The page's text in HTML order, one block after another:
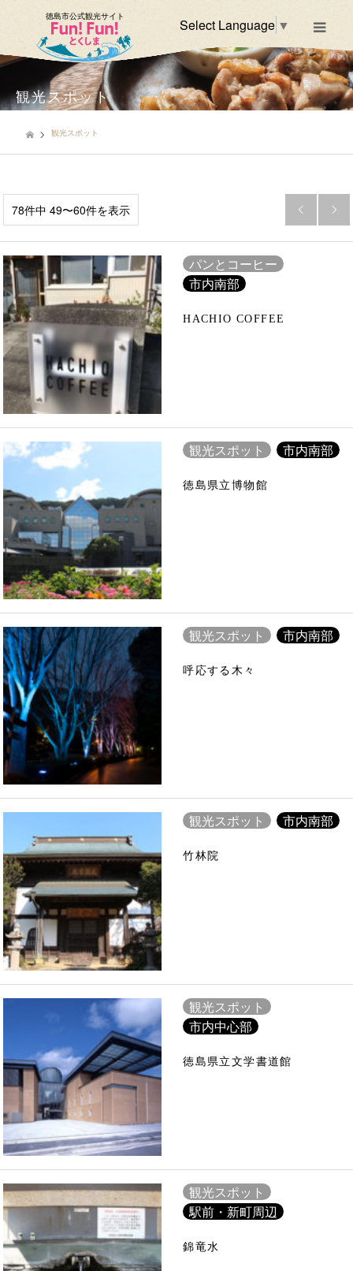
徳島市公式観光サイト Select Language ▼
市内南部
観光スポット
観光スポット
78件中 49〜60件を表示  
パンとコーヒー
市内南部
HACHIO COFFEE
観光スポット 市内南部
徳島県立博物館
観光スポット 市内南部
呼応する木々
観光スポット 市内南部
竹林院
観光スポット
市内中心部
徳島県立文学書道館
観光スポット
駅前・新町周辺
錦竜水